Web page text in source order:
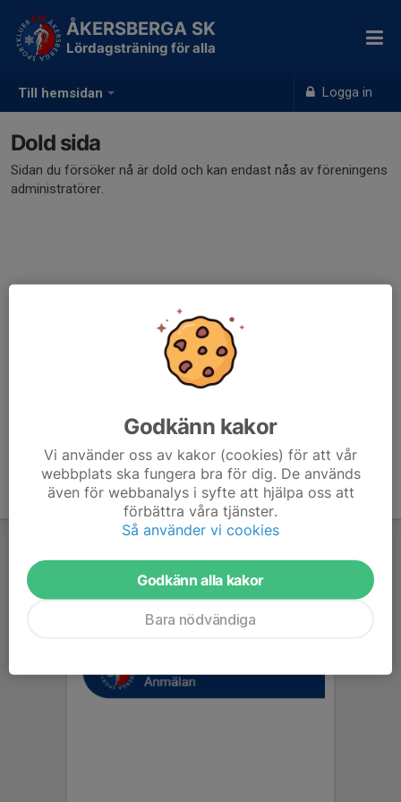
Till hemsidan Logga in
ÅKERSBERGA SK
Lördagsträning för alla
Dold sida
Sidan du försöker nå är dold och kan endast nås av föreningens
administratörer.
Godkänn kakor
Vi använder oss av kakor (cookies) för att vår
webbplats ska fungera bra för dig. De används
även för webbanalys i syfte att hjälpa oss att
förbättra våra tjänster.
Så använder vi cookies
Godkänn alla kakor
Bara nödvändiga